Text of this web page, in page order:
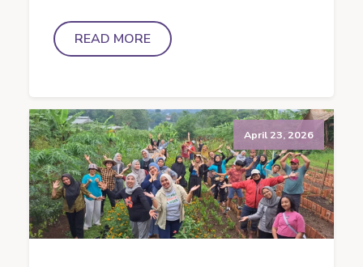
READ MORE
April 23, 2026